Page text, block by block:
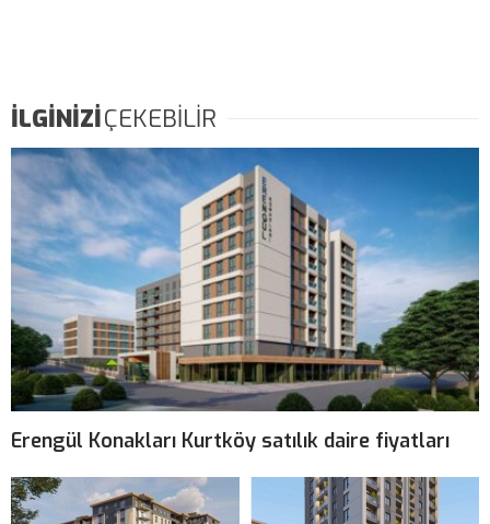
İLGİNİZİÇEKEBİLİR
Erengül Konakları Kurtköy satılık daire fiyatları